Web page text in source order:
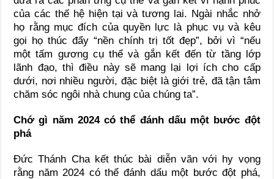
của các thế hệ hiện tại và tương lai. Ngài nhắc nhở
họ rằng mục đích của quyền lực là phục vụ và kêu
gọi họ thúc đẩy “nền chính trị tốt đẹp”, bởi vì “nếu
một tấm gương cụ thể và gắn kết đến từ tầng lớp
lãnh đạo, thì điều này sẽ mang lại lợi ích cho cấp
dưới, nơi nhiều người, đặc biệt là giới trẻ, đã tận tâm
chăm sóc ngôi nhà chung của chúng ta”.
Chớ gì năm 2024 có thể đánh dấu một bước đột
phá
Đức Thánh Cha kết thúc bài diễn văn với hy vọng
rằng năm 2024 có thể đánh dấu một bước đột phá,